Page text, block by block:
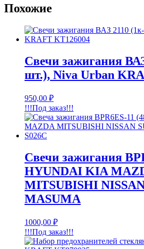
Похожие
Свечи зажигания
шт.), Niva Urban
950,00 ₽
!!!Под заказ!!!
Свечи зажигания
HYUNDAI KIA
MITSUBISHI
MASUMA
1000,00 ₽
!!!Под заказ!!!